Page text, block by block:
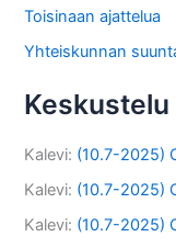
Toisinaan ajattelua
Yhteiskunnan
Keskustelu
Kalevi: (10.7-2025)
Kalevi: (10.7-2025)
Kalevi: (10.7-2025)